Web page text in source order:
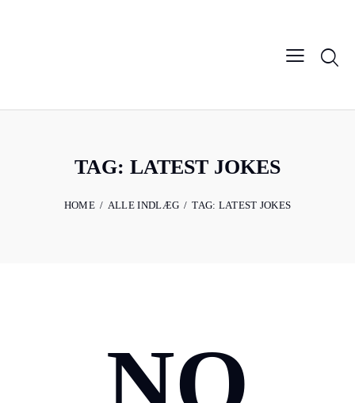
TAG: LATEST JOKES
HOME ALLE INDLÆG TAG: LATEST JOKES